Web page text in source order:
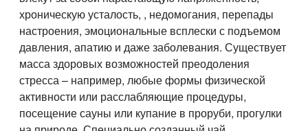
хроническую усталость, , недомогания, перепады
настроения, эмоциональные всплески с подъемом
давления, апатию и даже заболевания. Существует
масса здоровых возможностей преодоления
стресса – например, любые формы физической
активности или расслабляющие процедуры,
посещение сауны или купание в проруби, прогулки